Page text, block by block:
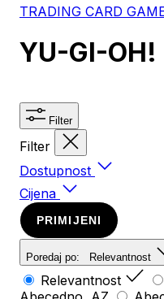
TRADING CARD
YU-GI-OH!
Filter
Filter
Dostupnost
Cijena
PRIMIJENI
Poredaj po: Relevantnost
Relevantnost